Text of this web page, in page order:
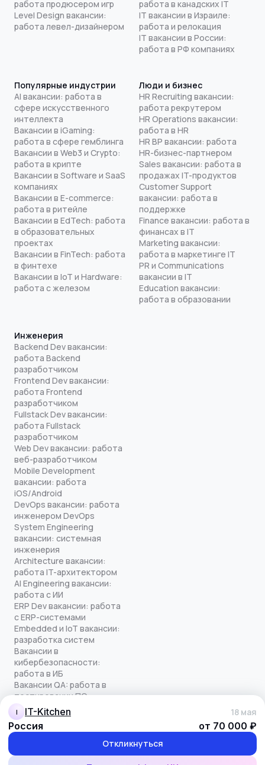
I IT-Kitchen 18 мая
Россия от 70 000 ₽
Откликнуться
работа продюсером игр
Level Design вакансии:
работа левел-дизайнером
работа в канадских IT
IT вакансии в Израиле:
работа и релокация
IT вакансии в России:
работа в РФ компаниях
Популярные индустрии
AI вакансии: работа в
сфере искусственного
интеллекта
Вакансии в iGaming:
работа в сфере гемблинга
Вакансии в Web3 и Crypto:
работа в крипте
Вакансии в Software и SaaS
компаниях
Вакансии в E-commerce:
работа в ритейле
Вакансии в EdTech: работа
в образовательных
проектах
Вакансии в FinTech: работа
в финтехе
Вакансии в IoT и Hardware:
работа с железом
Люди и бизнес
HR Recruiting вакансии:
работа рекрутером
HR Operations вакансии:
работа в HR
HR BP вакансии: работа
HR-бизнес-партнером
Sales вакансии: работа в
продажах IT-продуктов
Customer Support
вакансии: работа в
поддержке
Finance вакансии: работа в
финансах в IT
Marketing вакансии:
работа в маркетинге IT
PR и Communications
вакансии в IT
Education вакансии:
работа в образовании
Инженерия
Backend Dev вакансии:
работа Backend
разработчиком
Frontend Dev вакансии:
работа Frontend
разработчиком
Fullstack Dev вакансии:
работа Fullstack
разработчиком
Web Dev вакансии: работа
веб-разработчиком
Mobile Development
вакансии: работа
iOS/Android
DevOps вакансии: работа
инженером DevOps
System Engineering
вакансии: системная
инженерия
Architecture вакансии:
работа IT-архитектором
AI Engineering вакансии:
работа с ИИ
ERP Dev вакансии: работа
с ERP-системами
Embedded и IoT вакансии:
разработка систем
Вакансии в
кибербезопасности:
работа в ИБ
Вакансии QA: работа в
тестировании ПО
Политика конфиденциальности
Обработка персональных данных